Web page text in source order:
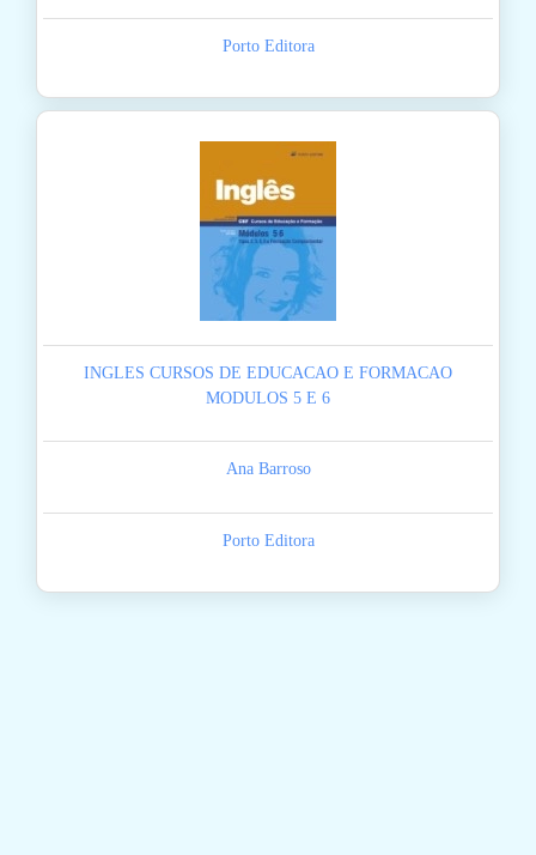
Porto Editora
INGLES CURSOS DE EDUCACAO E FORMACAO
MODULOS 5 E 6
Ana Barroso
Porto Editora